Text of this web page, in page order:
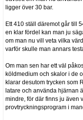
ligger över 30 bar.
Ett 410 ställ däremot går till
en klar fördel kan man ju
om man nu vill veta vilka
varför skulle man annars
Om man sen har ett väl
köldmedium och skalor i de
klarar desutom trycken som
latare och använda hjärnan
mindre, för där finns ju även
provtryckningsprogram i